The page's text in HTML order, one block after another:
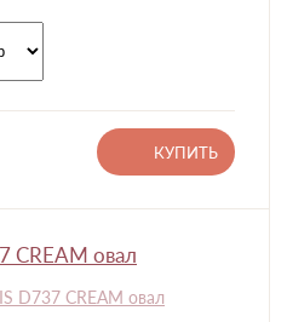
КУПИТЬ
CREAM овал